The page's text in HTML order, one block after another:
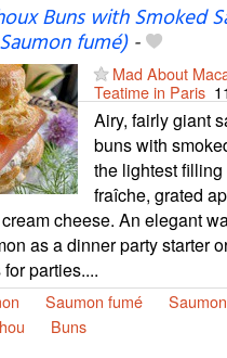
Buns with Smoked
fumé)-
Mad About
Teatime in Paris
Airy, fairly giant
buns with
the lightest filling
fraîche, grated
cheese. An elegant
as a dinner party starter
parties....
Saumon fumé Saumon
Buns